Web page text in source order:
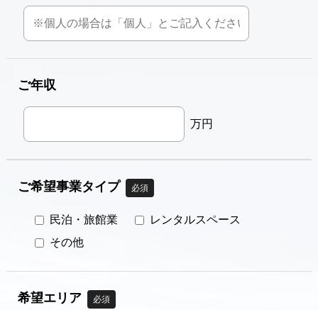
ご年収
万円
ご希望事業タイプ 必須
民泊・旅館業
レンタルスペース
その他
希望エリア 必須